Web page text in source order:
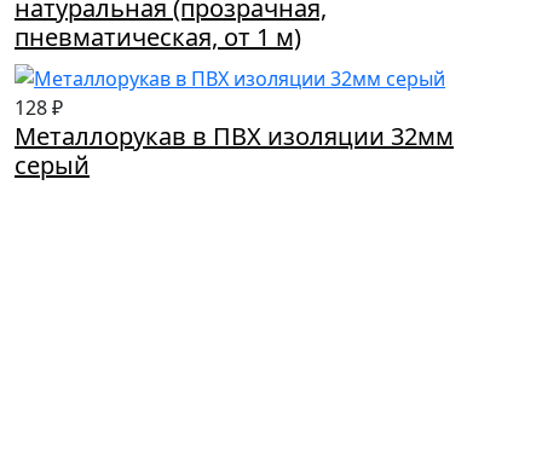
натуральная (прозрачная,
пневматическая, от 1 м)
128 ₽
Металлорукав в ПВХ изоляции 32мм
серый